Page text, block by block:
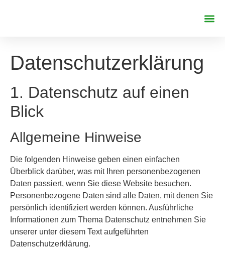
Datenschutz­erklärung
1. Datenschutz auf einen
Blick
Allgemeine Hinweise
Die folgenden Hinweise geben einen einfachen
Überblick darüber, was mit Ihren personenbezogenen
Daten passiert, wenn Sie diese Website besuchen.
Personenbezogene Daten sind alle Daten, mit denen Sie
persönlich identifiziert werden können. Ausführliche
Informationen zum Thema Datenschutz entnehmen Sie
unserer unter diesem Text aufgeführten
Datenschutzerklärung.